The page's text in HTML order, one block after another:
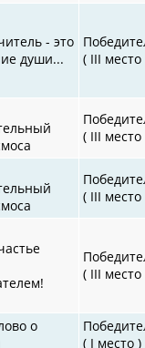
- это
души...
( III место
( III место
( III место
( III место
о
( I место )